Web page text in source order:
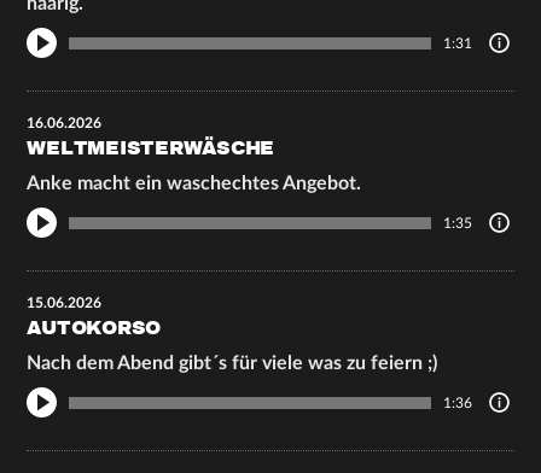
1:31
16.06.2026
WELTMEISTERWÄSCHE
Anke macht ein waschechtes Angebot.
1:35
15.06.2026
AUTOKORSO
Nach dem Abend gibt´s für viele was zu feiern ;)
1:36